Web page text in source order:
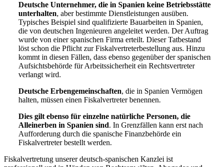
Deutsche Unternehmer, die in Spanien keine Betriebsstätte
unterhalten, aber bestimmte Dienstleistungen ausüben.
Typisches Beispiel sind qualifizierte Bauarbeiten in Spanien,
die von deutschen Ingenieuren angeleitet werden. Der Auftrag
wurde von einer spanischen Firma erteilt. Dieser Tatbestand
löst schon die Pflicht zur Fiskalvertreterbestellung aus. Hinzu
kommt in diesen Fällen, dass ebenso gegenüber der spanischen
Aufsichtsbehörde für Arbeitssicherheit ein Rechtsvertreter
verlangt wird.
Deutsche Erbengemeinschaften, die in Spanien Vermögen
halten, müssen einen Fiskalvertreter benennen.
Dies gilt ebenso für einzelne natürliche Personen, die
Alleinerben in Spanien sind. In Grenzfällen kann erst nach
Aufforderung durch die spanische Finanzbehörde ein
Fiskalvertreter bestellt werden.
Fiskalvertretung unserer deutsch-spanischen Kanzlei ist